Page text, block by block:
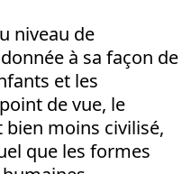
niveau de
à sa façon de
et les
de vue, le
moins civilisé,
que les formes